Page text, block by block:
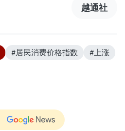
越通社
#居民消费价格指数
#上涨